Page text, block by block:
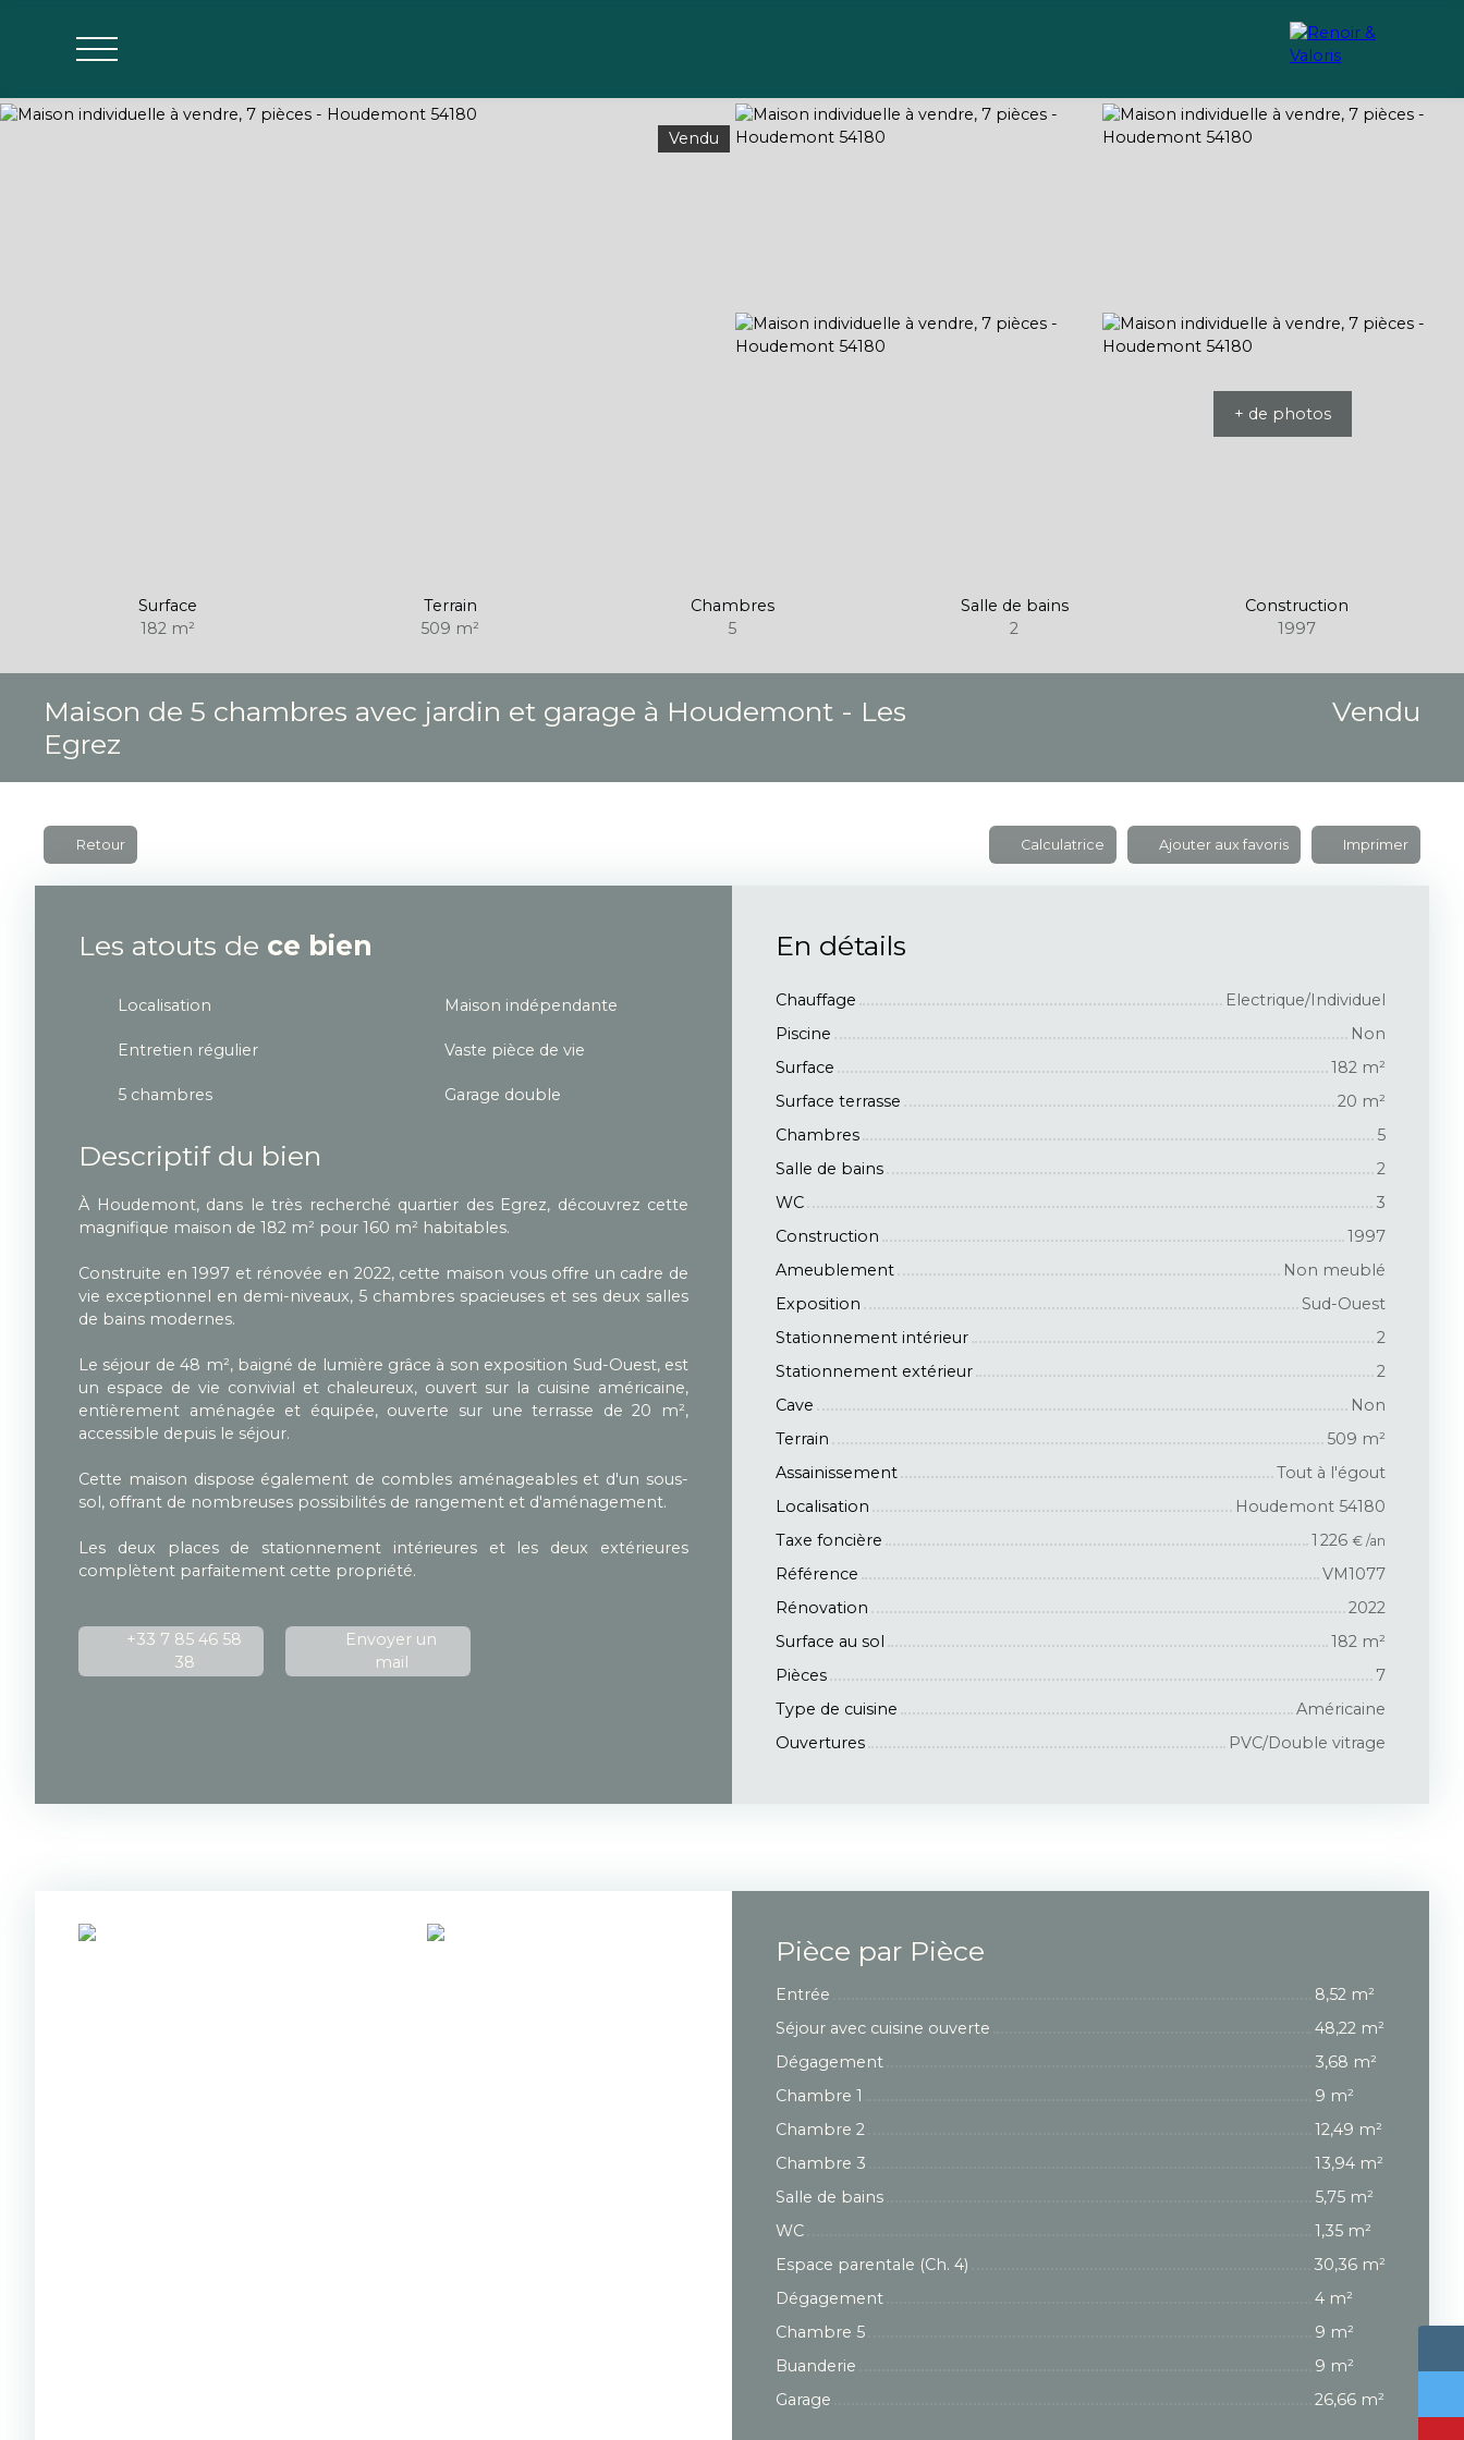
Vendre Gérer Louer Recrutement Conseils
Vendu
+ de photos
Surface
182 m²
Terrain
509 m²
Chambres
5
Salle de bains
2
Construction
1997
Maison de 5 chambres avec jardin et garage à Houdemont - Les
Egrez
Vendu
Retour Calculatrice Ajouter aux favoris Imprimer
Les atouts de ce bien
Localisation Maison indépendante
Entretien régulier Vaste pièce de vie
5 chambres Garage double
Descriptif du bien
À Houdemont, dans le très recherché quartier des Egrez, découvrez cette
magnifique maison de 182 m² pour 160 m² habitables.
Construite en 1997 et rénovée en 2022, cette maison vous offre un cadre de
vie exceptionnel en demi-niveaux, 5 chambres spacieuses et ses deux salles
de bains modernes.
Le séjour de 48 m², baigné de lumière grâce à son exposition Sud-Ouest, est
un espace de vie convivial et chaleureux, ouvert sur la cuisine américaine,
entièrement aménagée et équipée, ouverte sur une terrasse de 20 m²,
accessible depuis le séjour.
Cette maison dispose également de combles aménageables et d'un sous-
sol, offrant de nombreuses possibilités de rangement et d'aménagement.
Les deux places de stationnement intérieures et les deux extérieures
complètent parfaitement cette propriété.
+33 7 85 46 58
38
Envoyer un
mail
En détails
Chauffage
Electrique/Individuel
Piscine
Non
Surface
182 m²
Surface terrasse
20 m²
Chambres
5
Salle de bains
2
WC
3
Construction
1997
Ameublement
Non meublé
Exposition
Sud-Ouest
Stationnement intérieur
2
Stationnement extérieur
2
Cave
Non
Terrain
509 m²
Assainissement
Tout à l'égout
Localisation
Houdemont 54180
Taxe foncière
1 226 € /an
Référence
VM1077
Rénovation
2022
Surface au sol
182 m²
Pièces
7
Type de cuisine
Américaine
Ouvertures
PVC/Double vitrage
Pièce par Pièce
Entrée
8,52 m²
Séjour avec cuisine ouverte
48,22 m²
Dégagement
3,68 m²
Chambre 1
9 m²
Chambre 2
12,49 m²
Chambre 3
13,94 m²
Salle de bains
5,75 m²
WC
1,35 m²
Espace parentale (Ch. 4)
30,36 m²
Dégagement
4 m²
Chambre 5
9 m²
Buanderie
9 m²
Garage
26,66 m²